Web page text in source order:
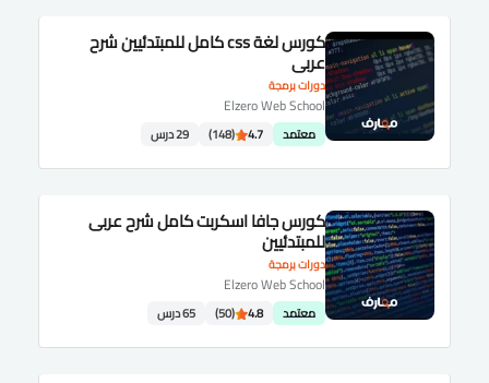
دورات برمجة
كورس لغة css كامل للمبتدئيين شرح
عربى
Elzero Web School
معتمد 4.7
(148) 29 درس
دورات برمجة
كورس جافا اسكربت كامل شرح عربى
للمبتدئيين
Elzero Web School
معتمد 4.8
(50) 65 درس